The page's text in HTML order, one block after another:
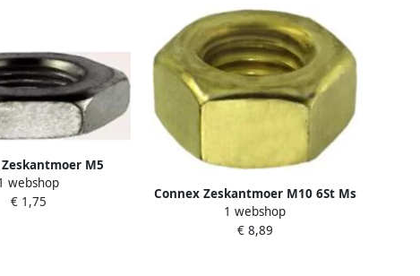
M5
Vz KY4221005
webshop
€ 1,75
Connex Zeskantmoer M10 6St Ms
KY4240010
1 webshop
€ 8,89